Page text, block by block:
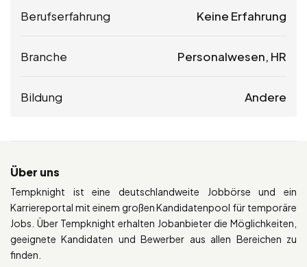
Berufserfahrung Keine Erfahrung
Branche Personalwesen, HR
Bildung Andere
Über uns
Tempknight ist eine deutschlandweite Jobbörse und ein
Karriereportal mit einem großen Kandidatenpool für temporäre
Jobs. Über Tempknight erhalten Jobanbieter die Möglichkeiten,
geeignete Kandidaten und Bewerber aus allen Bereichen zu
finden.